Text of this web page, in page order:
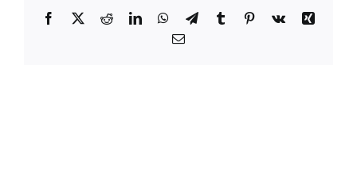
Facebook
X RedditLinkedInWhatsApp
TelegramTumblr Pinterest
Vk
Xing
Email